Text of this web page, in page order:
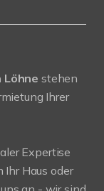
Löhne stehen
Ihrer
Expertise
Ihr Haus oder